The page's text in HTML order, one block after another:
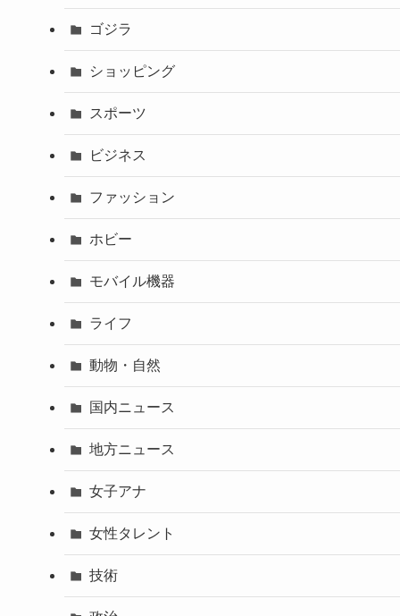
ゴジラ
ショッピング
スポーツ
ビジネス
ファッション
ホビー
モバイル機器
ライフ
動物・自然
国内ニュース
地方ニュース
女子アナ
女性タレント
技術